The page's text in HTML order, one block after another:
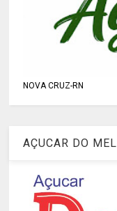
NOVA CRUZ-RN
AÇUCAR DO MEL